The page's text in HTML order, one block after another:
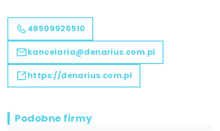
48509926510
kancelaria@denarius.com.pl
https://denarius.com.pl
Podobne firmy